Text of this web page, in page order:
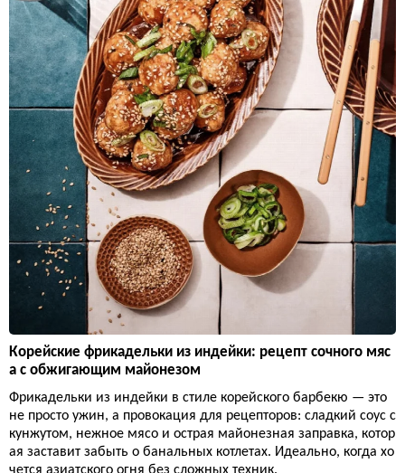
Корейские фрикадельки из индейки: рецепт сочного мяс
а с обжигающим майонезом
Фрикадельки из индейки в стиле корейского барбекю — это
не просто ужин, а провокация для рецепторов: сладкий соус с
кунжутом, нежное мясо и острая майонезная заправка, котор
ая заставит забыть о банальных котлетах. Идеально, когда хо